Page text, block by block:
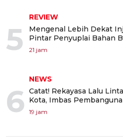
5
REVIEW
Mengenal Lebih Dekat
Pintar Penyuplai Bahan
21 jam
6
NEWS
Catat! Rekayasa Lalu
Kota, Imbas
19 jam